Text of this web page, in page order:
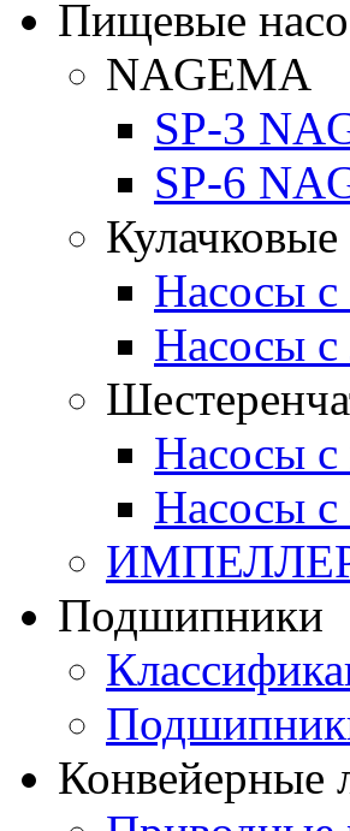
Пищевые
NAGEMA
SP-3
SP-6
Насосы с
Насосы с
Насосы
Насосы с
Подшипники
Конвейерные